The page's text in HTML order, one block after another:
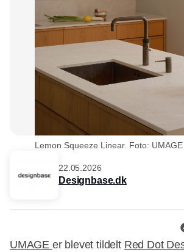
Lemon Squeeze Linear. Foto: UMAGE
22.05.2026
Designbase.dk
UMAGE er blevet tildelt Red Dot